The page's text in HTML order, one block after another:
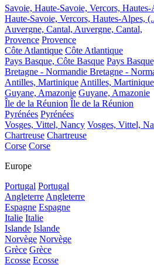
Savoie, Haute-Savoie, Vercors,
Haute-Savoie, Vercors, Hautes-Alpes,
Auvergne, Cantal, Auvergne, Cantal,
Provence Provence
Côte Atlantique Côte Atlantique
Pays Basque, Côte Basque Pays
Bretagne - Normandie Bretagne -
Antilles, Martinique Antilles, Martinique
Guyane, Amazonie Guyane, Amazonie
Île de la Réunion Île de la Réunion
Pyrénées Pyrénées
Vosges, Vittel, Nancy Vosges, Vittel,
Chartreuse Chartreuse
Corse Corse
Europe
Portugal Portugal
Angleterre Angleterre
Espagne Espagne
Italie Italie
Islande Islande
Norvège Norvège
Grèce Grèce
Ecosse Ecosse